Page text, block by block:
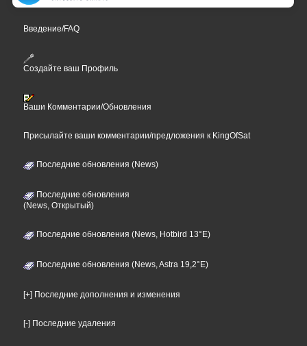
Введение/FAQ
Создайте ваш Профиль
Ваши Комментарии/Обновления
Присылайте ваши комментарии/предложения к KingOfSat
Последние обновления (News)
Последние обновления
(News, Открытый)
Последние обновления (News, Hotbird 13°E)
Последние обновления (News, Astra 19,2°E)
[+] Последние дополнения и изменения
[-] Последние удаления